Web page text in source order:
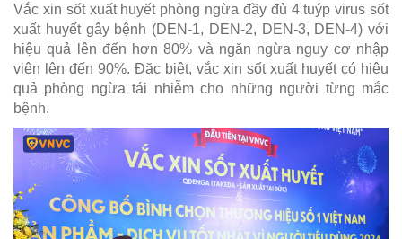
Vắc xin sốt xuất huyết phòng ngừa đầy đủ 4 tuýp virus sốt
xuất huyết gây bệnh (DEN-1, DEN-2, DEN-3, DEN-4) với
hiệu quả lên đến hơn 80% và ngăn ngừa nguy cơ nhập
viện lên đến 90%. Đặc biệt, vắc xin sốt xuất huyết có hiệu
quả phòng ngừa tái nhiễm cho những người từng mắc
bệnh.